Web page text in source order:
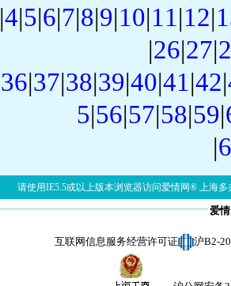
|4|5|6|7|8|9|10|11|12|
|26|27|
36|37|38|39|40|41|42|
5|56|57|58|59|
|
请使用IE5.5或以上版本浏览器访问爱情网® 上海多
爱
互联网信息服务经营许可证 沪B2-